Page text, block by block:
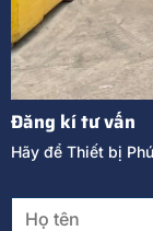
Đăng kí tư vấn
Hãy để Thiết bị